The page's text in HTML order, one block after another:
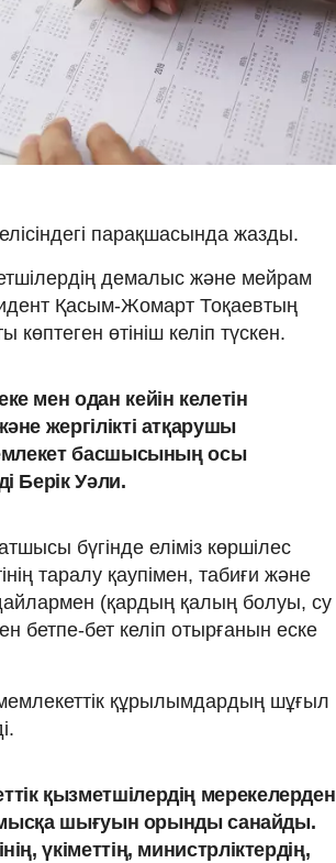
парақшасында жазды.
демалыс және мейрам
Қасым-Жомарт Тоқаевтың
өтініш келіп түскен.
мен одан кейін келетін
жергілікті атқарушы
басшысының осы
Берік Уәли.
бүгінде еліміз көршілес
таралу қаупімен, табиғи және
(қардың қалың болуы, су
бетпе-бет келіп отырғанын еске
құрылымдардың шұғыл
қызметшілердің мерекелерден
шығуын орынды санайды.
үкіметтің, министрліктердің,